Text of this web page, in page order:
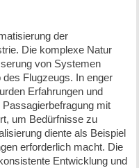
der
Die komplexe Natur
von Systemen
Flugzeugs. In enger
Erfahrungen und
mit
um Bedürfnisse zu
diente als Beispiel
erforderlich macht. Die
Entwicklung und